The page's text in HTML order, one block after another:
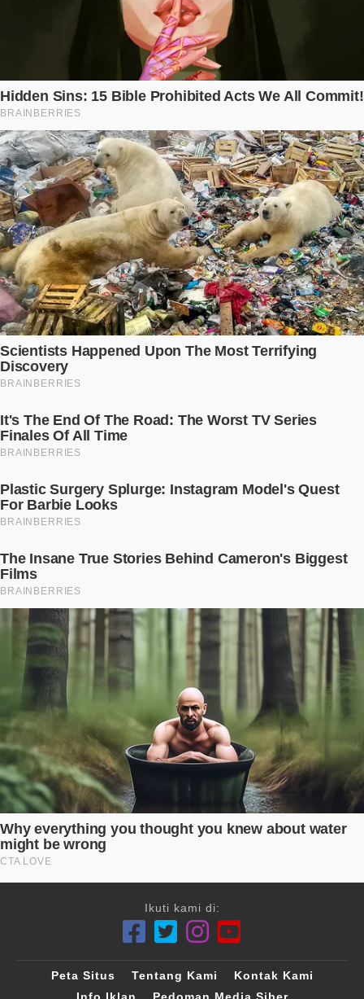
Ikuti kami di:
Peta Situs Tentang Kami
Kontak Kami